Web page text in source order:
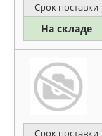
Срок поставки
На складе
Срок поставки